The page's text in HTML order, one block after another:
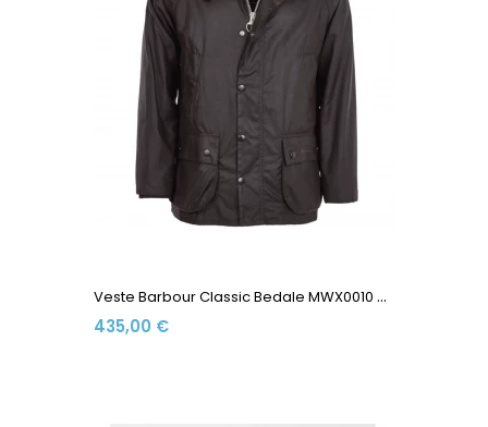
V
Este Barbour Classic Bedale MWX0010 OL71 Olive
435,00 €